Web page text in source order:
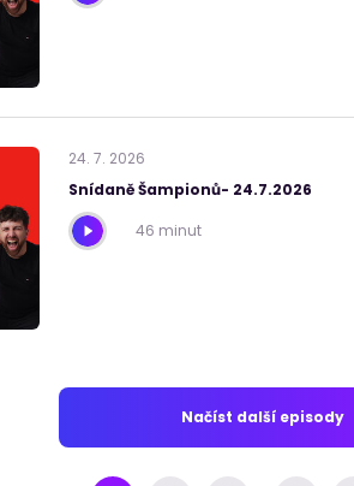
24. 7. 2026
Snídaně Šampionů- 24.7.2026
46 minut
Načíst další episody